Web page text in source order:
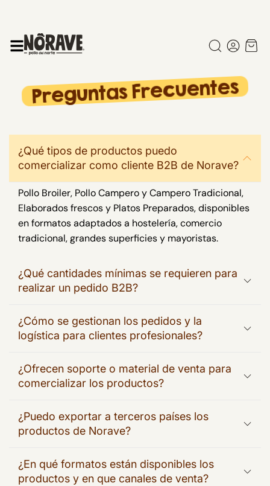
Preguntas Frecuentes
¿Qué tipos de productos puedo
comercializar como cliente B2B de Norave?
Pollo Broiler, Pollo Campero y Campero Tradicional,
Elaborados frescos y Platos Preparados, disponibles
en formatos adaptados a hostelería,comercio
tradicional, grandes superficies y mayoristas.
¿Qué cantidades mínimas se requieren para
realizar un pedido B2B?
¿Cómo se gestionan los pedidos y la
logística para clientes profesionales?
¿Ofrecen soporte o material de venta para
comercializar los productos?
¿Puedo exportar a terceros países los
productos de Norave?
¿En qué formatos están disponibles los
productos y en que canales de venta?